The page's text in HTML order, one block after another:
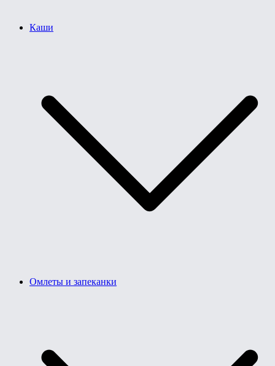
Каши
Омлеты и запеканки